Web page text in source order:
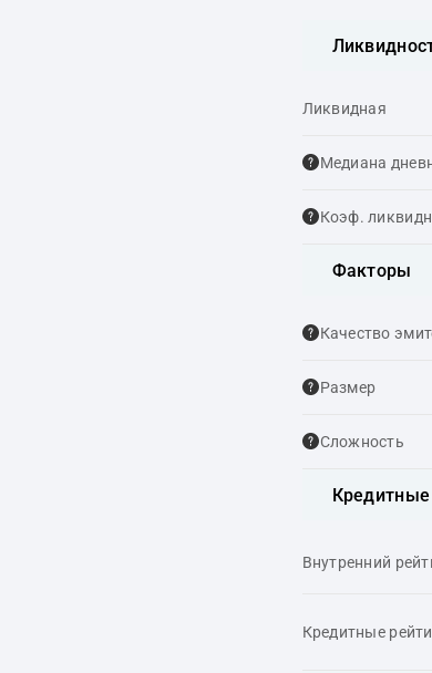
Ликвидная
Медиана
Коэф.
Факторы
Качество
Размер
Сложность
Кредитные
Внутренний
Кредитные